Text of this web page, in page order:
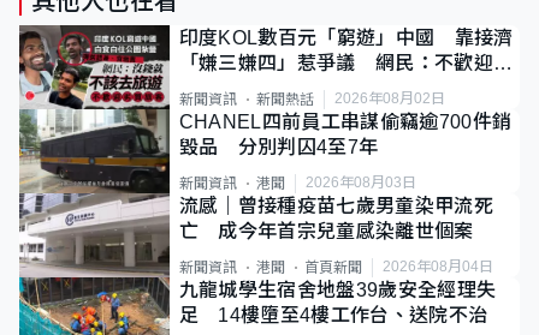
印度KOL數百元「窮遊」中國 靠接濟
「嫌三嫌四」惹爭議 網民：不歡迎劣
質旅客
新聞資訊 新聞熱話 2026年08月02日
CHANEL四前員工串謀偷竊逾700件銷
毀品 分別判囚4至7年
新聞資訊 港聞 2026年08月03日
流感｜曾接種疫苗七歲男童染甲流死
亡 成今年首宗兒童感染離世個案
新聞資訊 港聞 首頁新聞 2026年08月04日
九龍城學生宿舍地盤39歲安全經理失
足 14樓墮至4樓工作台、送院不治